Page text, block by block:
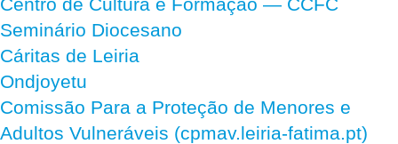
Seminário Diocesano
Cáritas de Leiria
Ondjoyetu
Comissão Para a Proteção de Menores e
Adultos Vulneráveis (cpmav.leiria-fatima.pt)